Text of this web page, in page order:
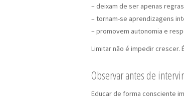
– deixam de ser apenas
– tornam-se aprendizagens
– promovem autonomia e
Limitar não é impedir crescer.
Observar antes de intervir
Educar de forma consciente